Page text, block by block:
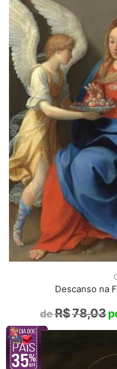
Descanso na
R$78,03